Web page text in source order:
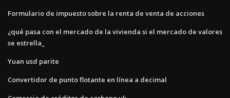
Formulario de impuesto sobre la renta de venta de acciones
¿qué pasa con el mercado de la vivienda si el mercado de valores
se estrella_
Yuan usd parite
Convertidor de punto flotante en línea a decimal